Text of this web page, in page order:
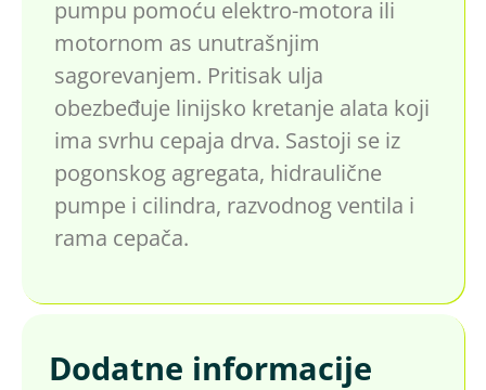
pumpu pomoću elektro-motora ili
motornom as unutrašnjim
sagorevanjem. Pritisak ulja
obezbeđuje linijsko kretanje alata koji
ima svrhu cepaja drva. Sastoji se iz
pogonskog agregata, hidraulične
pumpe i cilindra, razvodnog ventila i
rama cepača.
Dodatne informacije